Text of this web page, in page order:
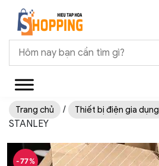
Trang chủ / Thiết bị điện gia dụng
STANLEY
-77%